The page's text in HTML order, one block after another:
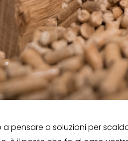
pensare a soluzioni per